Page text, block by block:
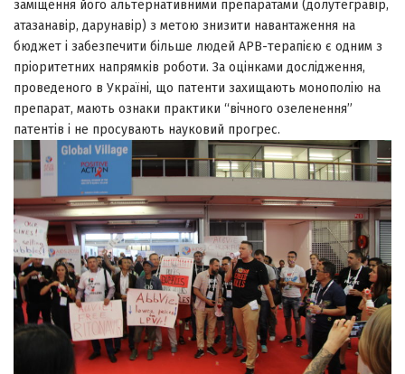
заміщення його альтернативними препаратами (долутегравір,
атазанавір, дарунавір) з метою знизити навантаження на
бюджет і забезпечити більше людей АРВ-терапією є одним з
пріоритетних напрямків роботи. За оцінками дослідження,
проведеного в Україні, що патенти захищають монополію на
препарат, мають ознаки практики “вічного озеленення”
патентів і не просувають науковий прогрес.